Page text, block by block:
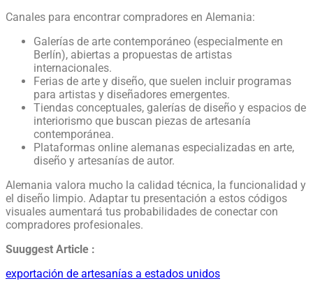
Canales para encontrar compradores en Alemania:
Galerías de arte contemporáneo (especialmente en
Berlín), abiertas a propuestas de artistas
internacionales.
Ferias de arte y diseño, que suelen incluir programas
para artistas y diseñadores emergentes.
Tiendas conceptuales, galerías de diseño y espacios de
interiorismo que buscan piezas de artesanía
contemporánea.
Plataformas online alemanas especializadas en arte,
diseño y artesanías de autor.
Alemania valora mucho la calidad técnica, la funcionalidad y
el diseño limpio. Adaptar tu presentación a estos códigos
visuales aumentará tus probabilidades de conectar con
compradores profesionales.
Suuggest Article :
exportación de artesanías a estados unidos